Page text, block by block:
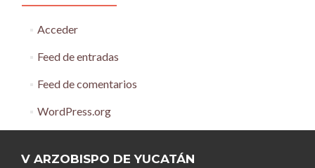
Acceder
Feed de entradas
Feed de comentarios
WordPress.org
V ARZOBISPO DE YUCATÁN